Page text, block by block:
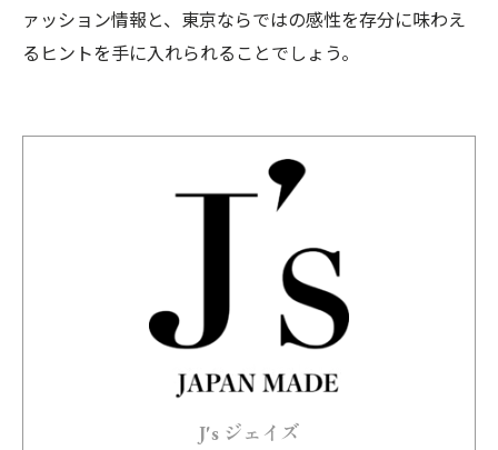
ァッション情報と、東京ならではの感性を存分に味わえ
るヒントを手に入れられることでしょう。
J's ジェイズ